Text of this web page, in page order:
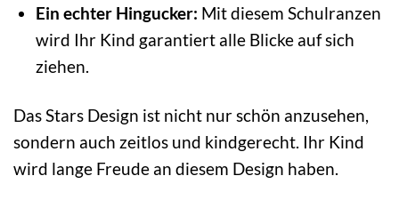
Ein echter Hingucker: Mit diesem Schulranzen
wird Ihr Kind garantiert alle Blicke auf sich
ziehen.
Das Stars Design ist nicht nur schön anzusehen,
sondern auch zeitlos und kindgerecht. Ihr Kind
wird lange Freude an diesem Design haben.